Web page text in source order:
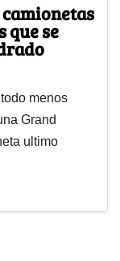
que se
menos
Grand
ultimo